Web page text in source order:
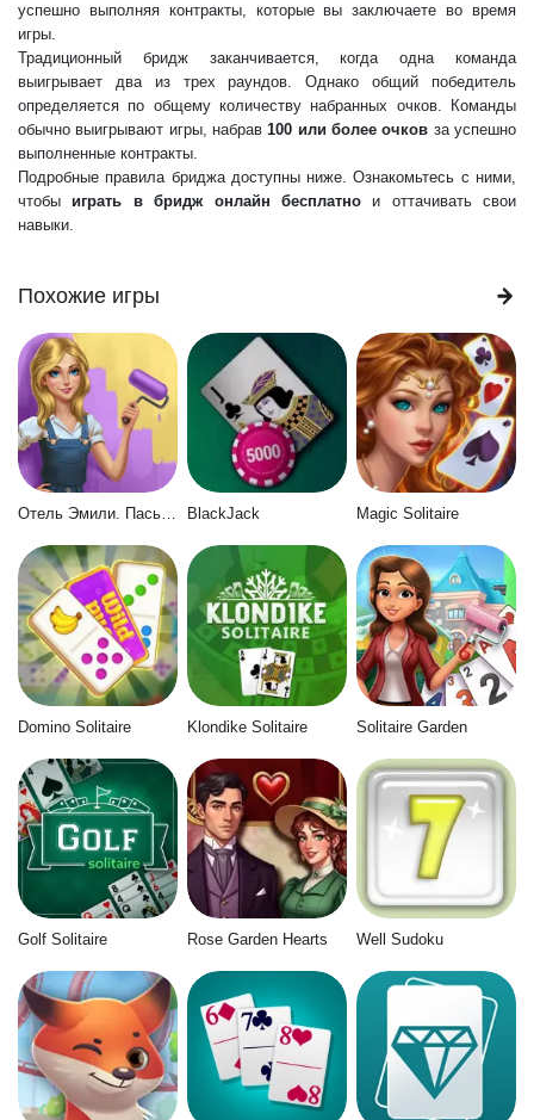
успешно выполняя контракты, которые вы заключаете во время
игры.
Традиционный бридж заканчивается, когда одна команда
выигрывает два из трех раундов. Однако общий победитель
определяется по общему количеству набранных очков. Команды
обычно выигрывают игры, набрав100 или более очков за успешно
выполненные контракты.
Подробные правила бриджа доступны ниже. Ознакомьтесь с ними,
чтобы играть в бридж онлайн бесплатнои оттачивать свои
навыки.
Похожие игры
Отель Эмили. Пасьянс BlackJack Magic Solitaire
Domino Solitaire Klondike Solitaire Solitaire Garden
Golf Solitaire Rose Garden Hearts Well Sudoku